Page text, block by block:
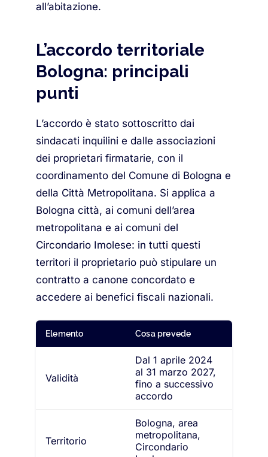
all’abitazione.
L’accordo territoriale
Bologna: principali
punti
L’accordo è stato sottoscritto dai
sindacati inquilini e dalle associazioni
dei proprietari firmatarie, con il
coordinamento del Comune di Bologna e
della Città Metropolitana. Si applica a
Bologna città, ai comuni dell’area
metropolitana e ai comuni del
Circondario Imolese: in tutti questi
territori il proprietario può stipulare un
contratto a canone concordato e
accedere ai benefici fiscali nazionali.
Elemento Cosa prevede
Validità
Dal 1 aprile 2024
al 31 marzo 2027,
fino a successivo
accordo
Territorio
Bologna, area
metropolitana,
Circondario